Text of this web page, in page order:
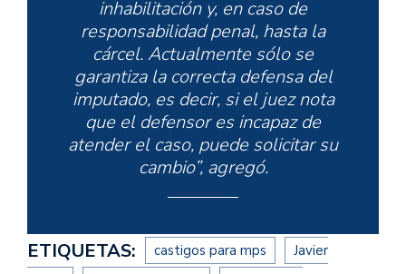
inhabilitación y, en caso de
responsabilidad penal, hasta la
cárcel. Actualmente sólo se
garantiza la correcta defensa del
imputado, es decir, si el juez nota
que el defensor es incapaz de
atender el caso, puede solicitar su
cambio”, agregó.
ETIQUETAS: castigos para mps
Javier